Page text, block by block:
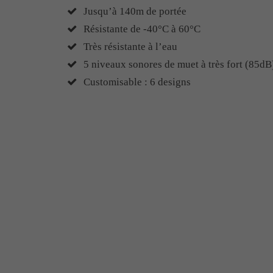
Jusqu’à 140m de portée
Résistante de -40°C à 60°C
Très résistante à l’eau
5 niveaux sonores de muet à très fort
Customisable : 6 designs